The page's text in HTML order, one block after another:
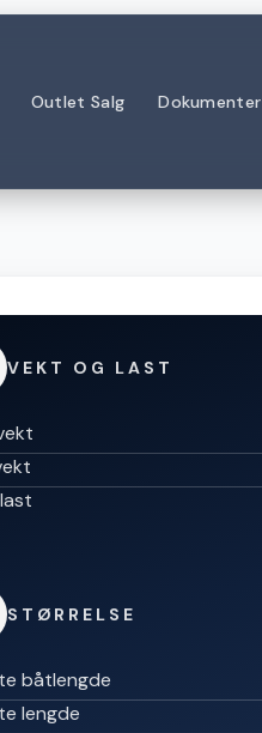
Outlet Salg Dokumenter
VEKT OG LAST
STØRRELSE
båtlengde
lengde